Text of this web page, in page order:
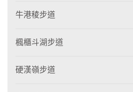
牛港稜步道
楓櫃斗湖步道
硬漢嶺步道